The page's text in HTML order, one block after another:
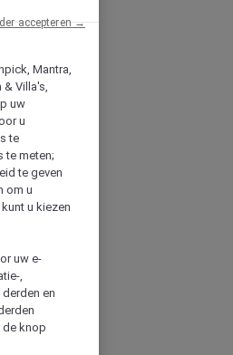
Mantra,
& Villa's,
uw
u
te
te meten;
te geven
om u
u kiezen
uw e-
,
en
de knop
accepteren →